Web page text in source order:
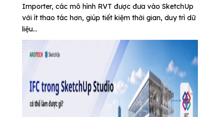
Importer, các mô hình RVT được đưa vào SketchUp
với ít thao tác hơn, giúp tiết kiệm thời gian, duy trì dữ
liệu...